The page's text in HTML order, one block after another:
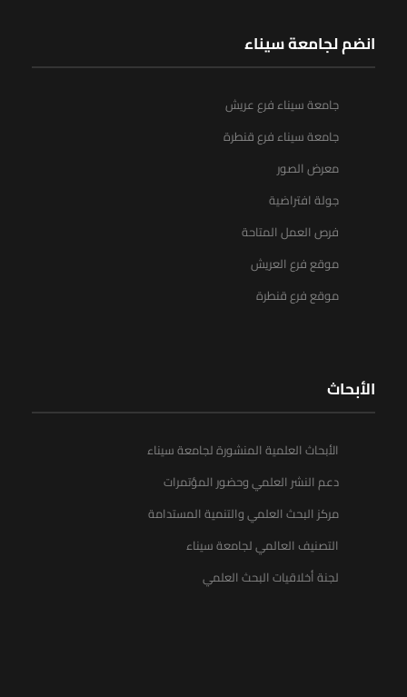
انضم لجامعة سيناء
جامعة سيناء فرع عريش
جامعة سيناء فرع قنطرة
معرض الصور
جولة افتراضية
فرص العمل المتاحة
موقع فرع العريش
موقع فرع قنطرة
الأبحاث
الأبحاث العلمية المنشورة لجامعة سيناء
دعم النشر العلمي وحضور المؤتمرات
مركز البحث العلمي والتنمية المستدامة
التصنيف العالمي لجامعة سيناء
لجنة أخلاقيات البحث العلمي